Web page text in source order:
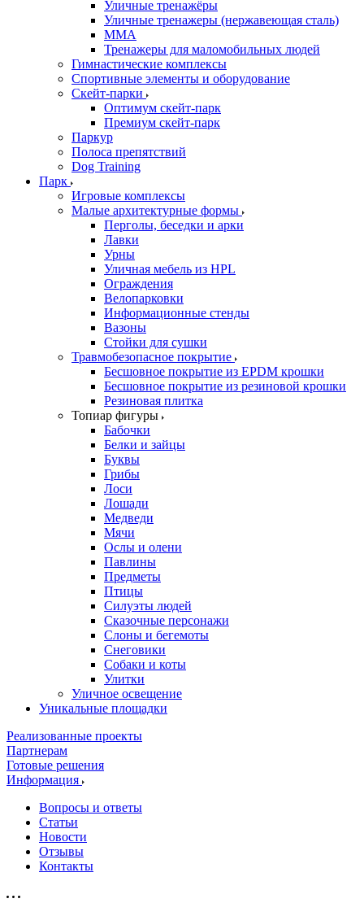
Уличные тренажёры
Уличные тренажеры (нержавеющая сталь)
ММА
Тренажеры для маломобильных людей
Гимнастические комплексы
Спортивные элементы и оборудование
Скейт-парки
Оптимум скейт-парк
Премиум скейт-парк
Паркур
Полоса препятствий
Dog Training
Парк
Игровые комплексы
Малые архитектурные формы
Перголы, беседки и арки
Лавки
Урны
Уличная мебель из HPL
Ограждения
Велопарковки
Информационные стенды
Вазоны
Стойки для сушки
Травмобезопасное покрытие
Бесшовное покрытие из EPDM крошки
Бесшовное покрытие из резиновой крошки
Резиновая плитка
Топиар фигуры
Бабочки
Белки и зайцы
Буквы
Грибы
Лоси
Лошади
Медведи
Мячи
Ослы и олени
Павлины
Предметы
Птицы
Силуэты людей
Сказочные персонажи
Слоны и бегемоты
Снеговики
Собаки и коты
Улитки
Уличное освещение
Уникальные площадки
Реализованные проекты
Партнерам
Готовые решения
Информация
Вопросы и ответы
Статьи
Новости
Отзывы
Контакты